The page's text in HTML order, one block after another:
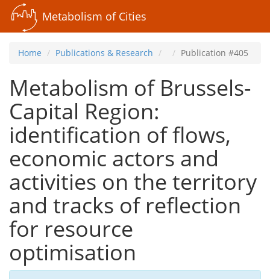
Metabolism of Cities
Home Publications & Research Publication #405
Metabolism of Brussels-
Capital Region:
identification of flows,
economic actors and
activities on the territory
and tracks of reflection
for resource
optimisation